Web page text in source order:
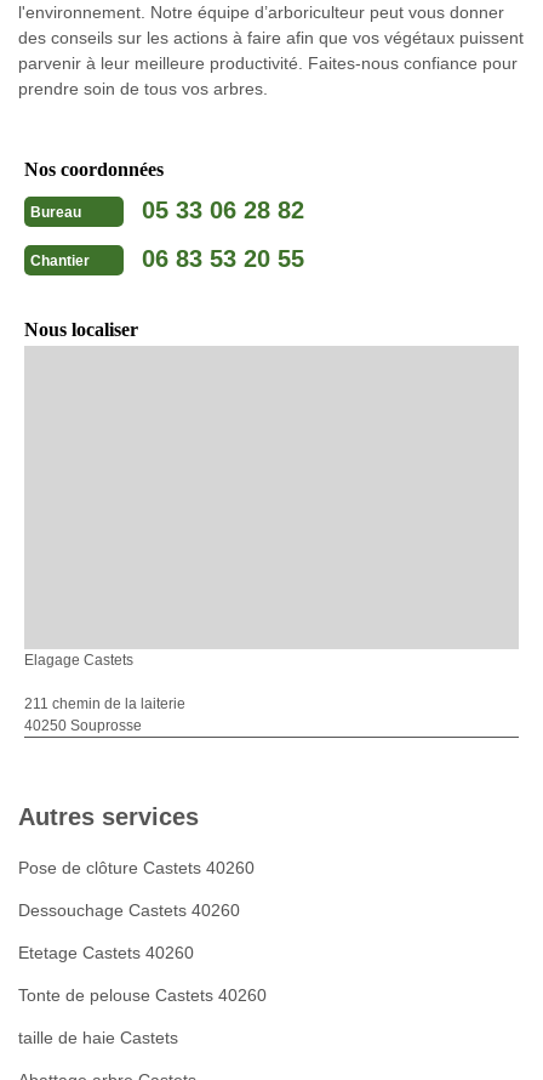
l'environnement. Notre équipe d’arboriculteur peut vous donner
des conseils sur les actions à faire afin que vos végétaux puissent
parvenir à leur meilleure productivité. Faites-nous confiance pour
prendre soin de tous vos arbres.
Nos coordonnées
Bureau 05 33 06 28 82
Chantier 06 83 53 20 55
Nous localiser
Elagage Castets
211 chemin de la laiterie
40250 Souprosse
Autres services
Pose de clôture Castets 40260
Dessouchage Castets 40260
Etetage Castets 40260
Tonte de pelouse Castets 40260
taille de haie Castets